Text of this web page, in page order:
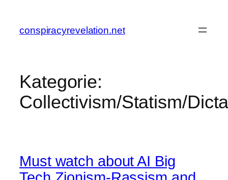
springen
conspiracyrevelation.net
Kategorie:
Collectivism/Statism/
Must watch about AI Big